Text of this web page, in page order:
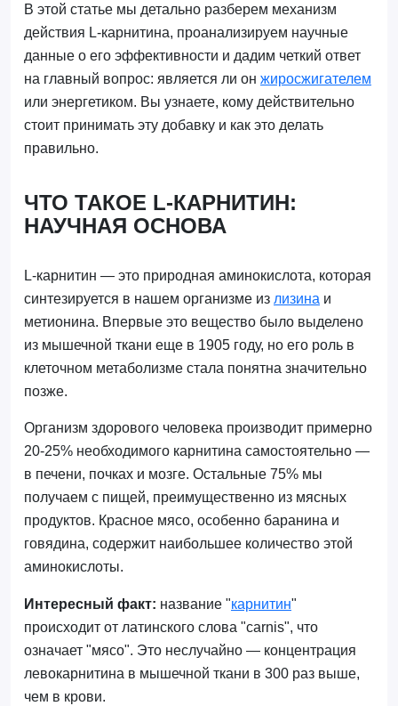
В этой статье мы детально разберем механизм
действия L-карнитина, проанализируем научные
данные о его эффективности и дадим четкий ответ
на главный вопрос: является ли он жиросжигателем
или энергетиком. Вы узнаете, кому действительно
стоит принимать эту добавку и как это делать
правильно.
ЧТО ТАКОЕ L-КАРНИТИН:
НАУЧНАЯ ОСНОВА
L-карнитин — это природная аминокислота, которая
синтезируется в нашем организме из лизина и
метионина. Впервые это вещество было выделено
из мышечной ткани еще в 1905 году, но его роль в
клеточном метаболизме стала понятна значительно
позже.
Организм здорового человека производит примерно
20-25% необходимого карнитина самостоятельно —
в печени, почках и мозге. Остальные 75% мы
получаем с пищей, преимущественно из мясных
продуктов. Красное мясо, особенно баранина и
говядина, содержит наибольшее количество этой
аминокислоты.
Интересный факт: название "карнитин"
происходит от латинского слова "carnis", что
означает "мясо". Это неслучайно — концентрация
левокарнитина в мышечной ткани в 300 раз выше,
чем в крови.